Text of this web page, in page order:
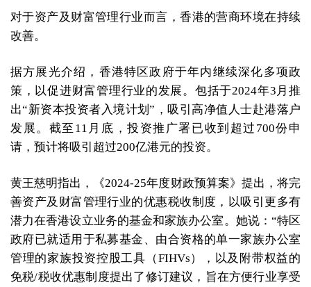
对于资产及财富管理行业而言，香港的营商环境在持续
改善。
据方展光介绍，香港特区政府于年内继续深化多项政
策，以促进财富管理行业的发展。包括于2024年3月推
出“新资本投资者入境计划”，吸引高净值人士赴港落户
发展。截至11月底，投资推广署已收到超过700份申
请，预计将吸引超过200亿港元的投资。
黄王慈明指出，《2024-25年度财政预算案》提出，将完
善资产及财富管理行业的优惠税收制度，以吸引更多有
潜力在香港设立业务的基金和家族办公室。她说：“特区
政府已就适用于私募基金、由合资格的单一家族办公室
管理的家族投资控股工具（FIHVs），以及附带权益的
免税/税收优惠制度提出了修订建议，旨在方便行业享受